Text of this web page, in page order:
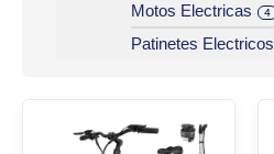
Motos Electricas 4
Patinetes Electricos